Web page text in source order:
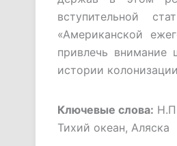
вступительной
«Американской
привлечь внимание
истории
Ключевые слова:
Тихий океан, Аляска